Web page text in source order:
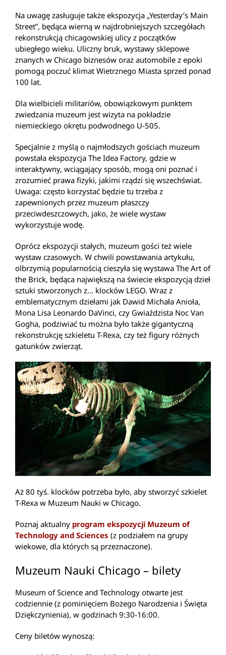
Na uwagę zasługuje także ekspozycja „Yesterday’s Main
Street”, będąca wierną w najdrobniejszych szczegółach
rekonstrukcją chicagowskiej ulicy z początków
ubiegłego wieku. Uliczny bruk, wystawy sklepowe
znanych w Chicago biznesów oraz automobile z epoki
pomogą poczuć klimat Wietrznego Miasta sprzed ponad
100 lat.
Dla wielbicieli militariów, obowiązkowym punktem
zwiedzania muzeum jest wizyta na pokładzie
niemieckiego okrętu podwodnego U-505.
Specjalnie z myślą o najmłodszych gościach muzeum
powstała ekspozycja The Idea Factory, gdzie w
interaktywny, wciągający sposób, mogą oni poznać i
zrozumieć prawa fizyki, jakimi rządzi się wszechświat.
Uwaga: często korzystać będzie tu trzeba z
zapewnionych przez muzeum płaszczy
przeciwdeszczowych, jako, że wiele wystaw
wykorzystuje wodę.
Oprócz ekspozycji stałych, muzeum gości też wiele
wystaw czasowych. W chwili powstawania artykułu,
olbrzymią popularnością cieszyła się wystawa The Art of
the Brick, będąca największą na świecie ekspozycją dzieł
sztuki stworzonych z… klocków LEGO. Wraz z
emblematycznym dziełami jak Dawid Michała Anioła,
Mona Lisa Leonardo DaVinci, czy Gwiaździsta Noc Van
Gogha, podziwiać tu można było także gigantyczną
rekonstrukcję szkieletu T-Rexa, czy też figury różnych
gatunków zwierząt.
Aż 80 tyś. klocków potrzeba było, aby stworzyć szkielet
T-Rexa w Muzeum Nauki w Chicago.
Poznaj aktualny program ekspozycji Muzeum of
Technology and Sciences (z podziałem na grupy
wiekowe, dla których są przeznaczone).
Muzeum Nauki Chicago – bilety
Museum of Science and Technology otwarte jest
codziennie (z pominięciem Bożego Narodzenia i Święta
Dziękczynienia), w godzinach 9:30-16:00.
Ceny biletów wynoszą: